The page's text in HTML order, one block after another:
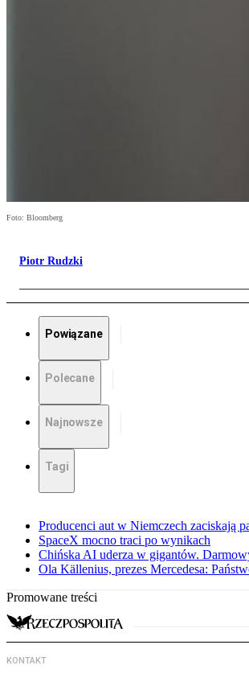
Foto: Bloomberg
Piotr Rudzki
Powiązane
Polecane
Najnowsze
Tagi
Producenci aut w Niemczech zaciskają
SpaceX mocno traci po wynikach
Chińska AI uderza w gigantów.
Ola Källenius, prezes Mercedesa:
Promowane treści
KONTAKT